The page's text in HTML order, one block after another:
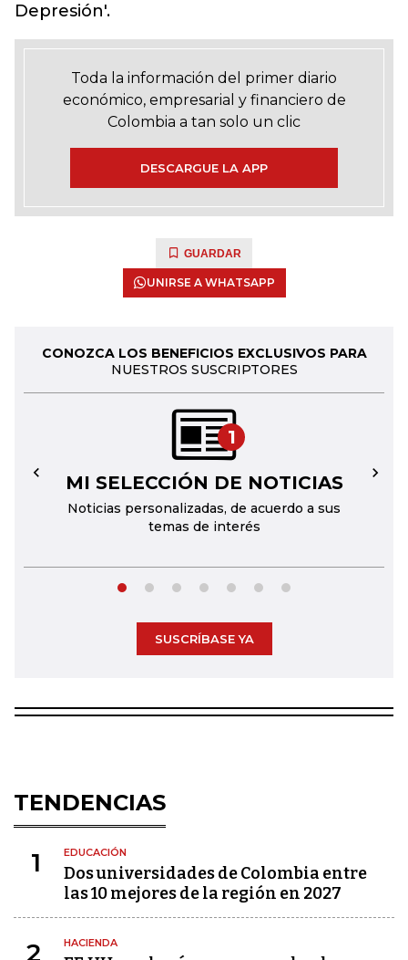
Depresión'.
Toda la información del primer diario
económico, empresarial y financiero de
Colombia a tan solo un clic
DESCARGUE LA APP
GUARDAR
UNIRSE A WHATSAPP
CONOZCA LOS BENEFICIOS EXCLUSIVOS PARA
NUESTROS SUSCRIPTORES
1
MI SELECCIÓN DE NOTICIAS
Noticias personalizadas, de acuerdo a sus
temas de interés
← →
SUSCRÍBASE YA
TENDENCIAS
1 EDUCACIÓN
Dos universidades de Colombia entre
las 10 mejores de la región en 2027
2 HACIENDA